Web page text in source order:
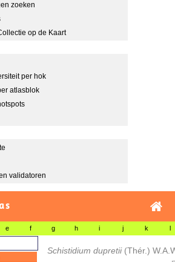
zoeken
op de Kaart
per hok
atlasblok
validatoren
e f g h i j k l
Schistidium dupretii (Thér.)